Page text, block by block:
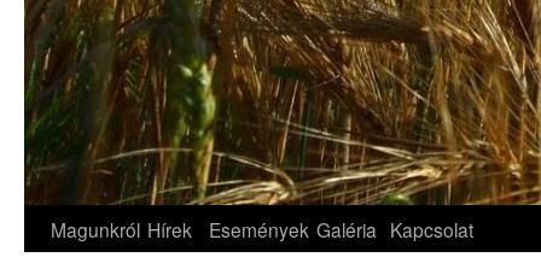
Magunkról Hírek Események Galéria Kapcsolat